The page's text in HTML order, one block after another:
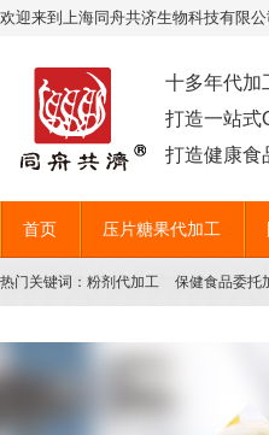
欢迎来到上海同舟共济生物科技有限公
十多年代加
打造一站式
打造健康食
首页 压片糖果代加工
热门关键词： 粉剂代加工 保健食品委托